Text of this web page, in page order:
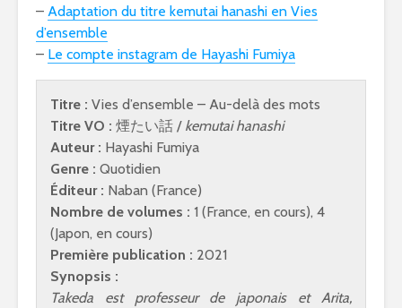
– Adaptation du titre kemutai hanashi en Vies
d’ensemble
– Le compte instagram de Hayashi Fumiya
Titre : Vies d’ensemble – Au-delà des mots
Titre VO : 煙たい話 / kemutai hanashi
Auteur : Hayashi Fumiya
Genre : Quotidien
Éditeur : Naban (France)
Nombre de volumes : 1 (France, en cours), 4
(Japon, en cours)
Première publication : 2021
Synopsis :
Takeda est professeur de japonais et Arita,